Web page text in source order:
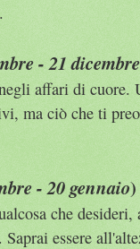
- 21 dicembre
affari di cuore.
ma ciò che ti
- 20 gennaio)
che desideri,
essere